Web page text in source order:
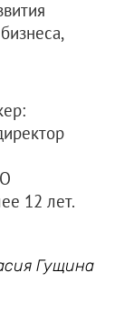
12 лет.
Гущина